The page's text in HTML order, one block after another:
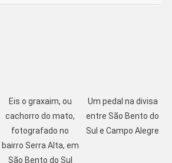
Eis o graxaim, ou
cachorro do mato,
fotografado no
bairro Serra Alta, em
São Bento do Sul
Um pedal na divisa
entre São Bento do
Sul e Campo Alegre